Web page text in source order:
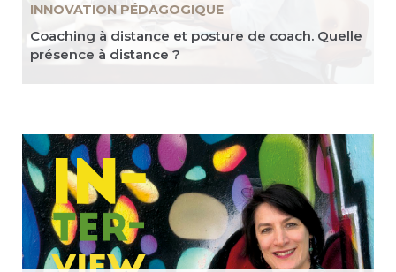
INNOVATION PÉDAGOGIQUE
Coaching à distance et posture de coach. Quelle
présence à distance ?